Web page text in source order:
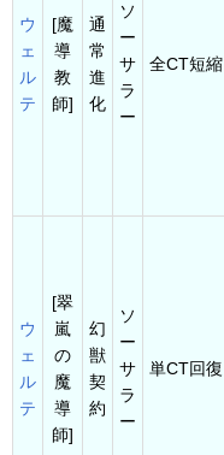
ウ
ェ
ル
テ
[魔
導
教
師]
通
常
進
化
ソ
ー
サ
ラ
ー
全CT短縮
ウ
ェ
ル
テ
[翠
嵐
の
魔
導
師]
幻
獣
契
約
ソ
ー
サ
ラ
ー
単CT回復